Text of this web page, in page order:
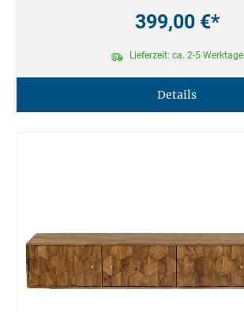
399,00 €*
Lieferzeit: ca. 2-5 Werktage
Details